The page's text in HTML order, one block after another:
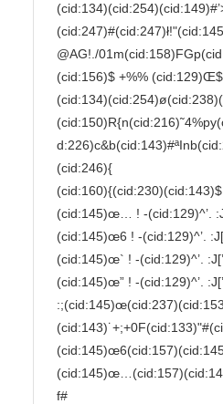
@AG!./
(cid:156)$ +%%
(cid:246){
(cid:160){(cid:230)(cid:143)$
(cid:145)œ… ! -(cid:129)^’.
(cid:145)œ6 ! -(cid:129)^’.
(cid:145)œ` ! -(cid:129)^’.
(cid:145)œ” ! -(cid:129)^’.
f#